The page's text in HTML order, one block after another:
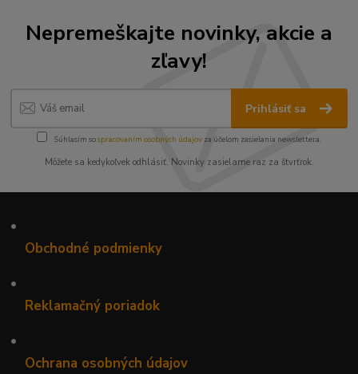
Nepremeškajte novinky, akcie a
zľavy!
Prihlásiť sa
Súhlasím sospracovaním osobných údajov za účelom zasielania newslettera.
Môžete sa kedykoľvek odhlásiť. Novinky zasielame raz za štvrťrok.
•
Obchodné podmienky
•
Reklamačný poriadok
•
Ochrana osobných údajov